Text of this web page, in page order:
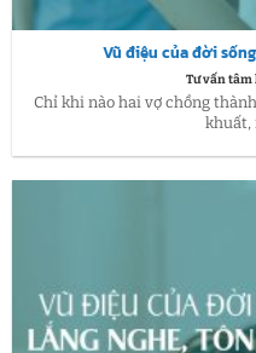
Vũ điệu của đời
Tư vấn tâm
Chỉ khi nào hai vợ chồng
khuất,